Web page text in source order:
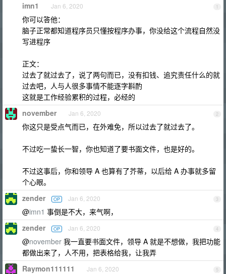
1
imn1 Jan 6, 2020
你可以答他：
脑子正常都知道程序员只懂按程序办事，你没给这个流程自然没
写进程序
正文：
过去了就过去了，说了两句而已，没有扣钱、追究责任什么的就
过去吧，人与人很多事情不能逐字斟酌
这就是工作经验累积的过程，必经的
2
november Jan 6, 2020
你这只是受点气而已，在外难免，所以过去了就过去了。
不过吃一蛰长一智，你也知道了要书面文件，也是好的。
不过这事后，你和领导 A 也算有了芥蒂，以后给 A 办事就多留
个心眼。
3
zender OP Jan 6, 2020
@imn1 事倒是不大，来气啊，
4
zender OP Jan 6, 2020
@november 我一直要书面文件，领导 A 就是不想做，我把功能
都做出来了，人不用，把表格给我，让我弄
5
Raymon111111 Jan 6, 2020